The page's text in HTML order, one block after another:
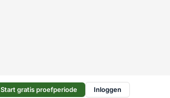
Start gratis proefperiode Inloggen